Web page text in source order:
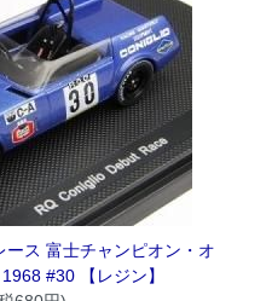
ス 富士チャンピオン・オ
#30 【レジン】